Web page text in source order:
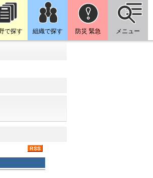
で探す 組織で探す 防災 緊急 メニュー